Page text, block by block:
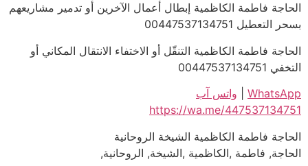
الحاجة فاطمة الكاظمية إبطال أعمال الآخرين أو تدمير مشاريعهم
بسحر التعطيل 00447537134751
الحاجة فاطمة الكاظمية التنقّل أو الاختفاء الانتقال المكاني أو
التخفي 00447537134751
WhatsApp
واتس آب
https://wa.me/447537134751
الحاجة فاطمة الكاظمية الشيخة الروحانية
الحاجة, فاطمة ,الكاظمية ,الشيخة, الروحانية,